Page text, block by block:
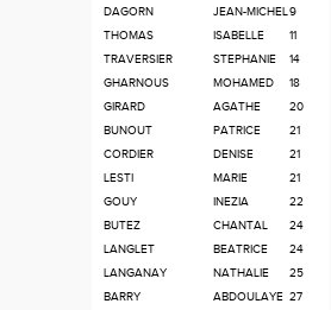
DAGORN
JEAN-MICHEL9
THOMAS
ISABELLE
11
TRAVERSIER
STEPHANIE
14
GHARNOUS
MOHAMED
18
GIRARD
AGATHE
20
BUNOUT
PATRICE
21
CORDIER
DENISE
21
LESTI
MARIE
21
GOUY
INEZIA
22
BUTEZ
CHANTAL
24
LANGLET
BEATRICE
24
LANGANAY
NATHALIE
25
BARRY
ABDOULAYE 27